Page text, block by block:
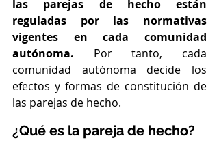
las parejas de hecho están
reguladas por las normativas
vigentes en cada comunidad
autónoma. Por tanto, cada
comunidad autónoma decide los
efectos y formas de constitución de
las parejas de hecho.
¿Qué es la pareja de hecho?